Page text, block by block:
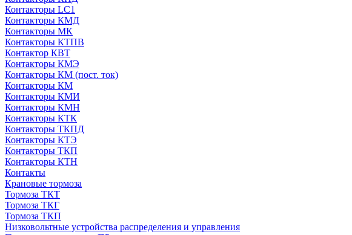
Контакторы LC1
Контакторы КМД
Контакторы МК
Контакторы КТПВ
Контактор КВТ
Контакторы КМЭ
Контакторы КМ (пост. ток)
Контакторы КМ
Контакторы КМИ
Контакторы КМН
Контакторы КТК
Контакторы ТКПД
Контакторы КТЭ
Контакторы ТКП
Контакторы КТН
Контакты
Крановые тормоза
Тормоза ТКТ
Тормоза ТКГ
Тормоза ТКП
Низковольтные устройства распределения и управления